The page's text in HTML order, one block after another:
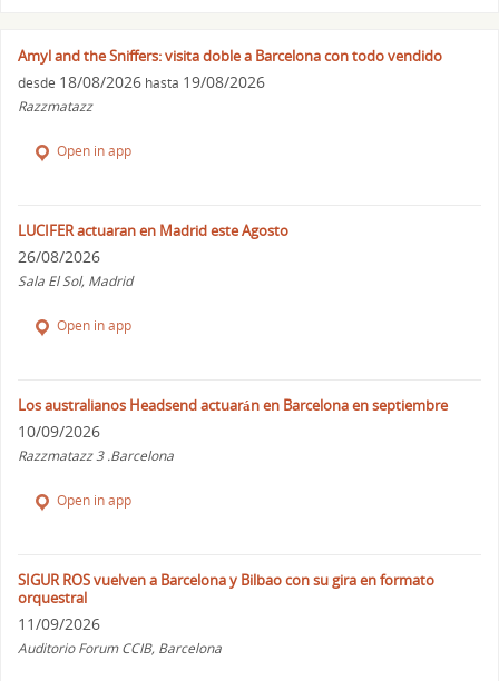
Amyl and the Sniffers: visita doble a Barcelona con todo vendido
desde 18/08/2026 hasta 19/08/2026
Razzmatazz
Open in app
LUCIFER actuaran en Madrid este Agosto
26/08/2026
Sala El Sol, Madrid
Open in app
Los australianos Headsend actuarán en Barcelona en septiembre
10/09/2026
Razzmatazz 3 .Barcelona
Open in app
SIGUR ROS vuelven a Barcelona y Bilbao con su gira en formato
orquestral
11/09/2026
Auditorio Forum CCIB, Barcelona